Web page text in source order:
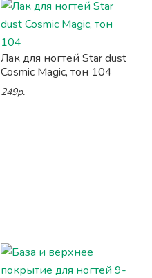
Лак для ногтей Star dust
Cosmic Magic, тон 104
249р.